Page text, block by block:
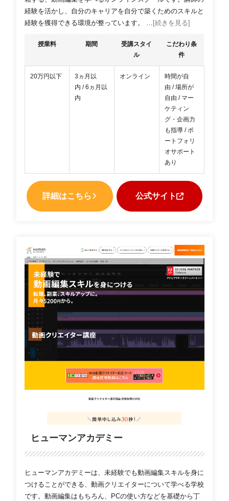
経験を活かし、自分のキャリアを自分で築くためのスキルと
経験を獲得できる環境が整っています。 … [続きを見る]
授業料 期間
受講スタイ
ル
こだわり条
件
20万円以下
3ヵ月以
内 / 6ヵ月以
内
オンライン
時間が自
由 / 場所が
自由 / マー
ケティン
グ・企画力
も指導 / ポ
ートフォリ
オサポート
あり
詳細はこちら 公式サイト
ヒューマンアカデミー
ヒューマンアカデミーは、未経験でも動画編集スキルを身に
つけることができる、動画クリエイターについて学べる学校
です。動画編集はもちろん、PCの使い方などを基礎から丁